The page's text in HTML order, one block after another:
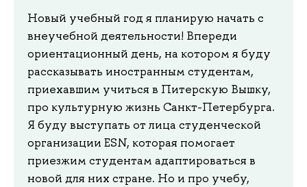
Новый учебный год я планирую начать с
внеучебной деятельности! Впереди
ориентационный день, на котором я буду
рассказывать иностранным студентам,
приехавшим учиться в Питерскую Вышку,
про культурную жизнь Санкт-Петербурга.
Я буду выступать от лица студенческой
организации ESN, которая помогает
приезжим студентам адаптироваться в
новой для них стране. Но и про учебу,